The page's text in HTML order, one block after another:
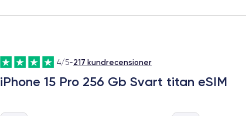
4/5-217 kundrecensioner
iPhone 15 Pro 256 Gb Svart titan eSIM